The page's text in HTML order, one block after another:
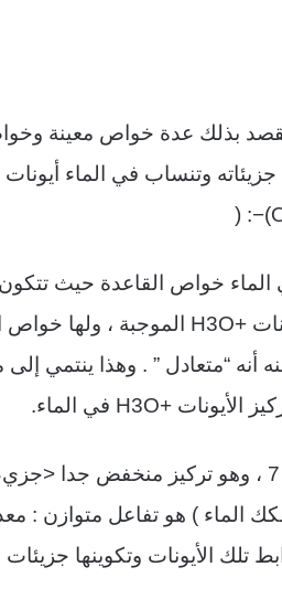
بذلك عدة خواص معينة
وتنساب في الماء أيونات
−
) :
خواص القاعدة حيث تتكون
H3O+ الموجبة ، ولها خواص
“متعادل ” . وهذا ينتمي إلى
الأيونات H3O+ في الماء.
في الماء النقي 7 ، وهو تركيز منخفض
الماء ) هو تفاعل متوازن :
تلك الأيونات وتكوينها جزيئات